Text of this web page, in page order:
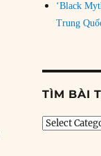
‘Black
Trung
TÌM BÀI
Tìm